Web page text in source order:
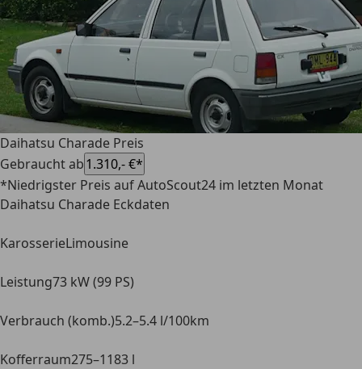
Daihatsu Charade Preis
Gebraucht ab1.310,- €*
*Niedrigster Preis auf AutoScout24 im letzten Monat
Daihatsu Charade Eckdaten
KarosserieLimousine
Leistung73 kW (99 PS)
Verbrauch (komb.)5.2–5.4 l/100km
Kofferraum275–1183 l